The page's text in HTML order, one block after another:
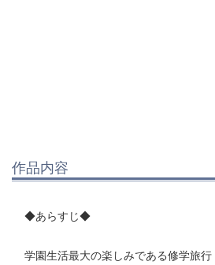
作品内容
◆あらすじ◆
学園生活最大の楽しみである修学旅行